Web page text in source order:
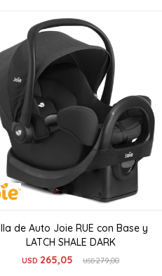
de Auto Joie RUE con Base y
LATCH SHALE DARK
USD 265,05 USD279,00